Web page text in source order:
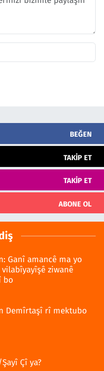
BEĞEN
TAKIP ET
TAKIP ET
ABONE OL
Ganî amancê ma yo
ziwanê
bo
Demîrtaşî rî mektubo
Çî ya?